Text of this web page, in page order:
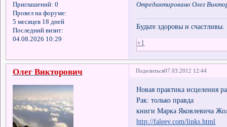
Приглашений: 0
Провел на форуме:
5 месяцев 18 дней
Последний визит:
04.08.2026 10:29
Отредактировано Олег
Будьте здоровы и счастливы.
+1
Поделиться07.03.2012 12:44
Олег Викторович
Новая практика исцеления
Рак: только правда
книги Марка Яковлевича
http://faleev.com/links.html